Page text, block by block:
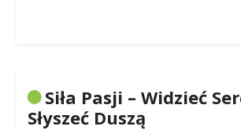
Siła Pasji – Widzieć
Słyszeć Duszą